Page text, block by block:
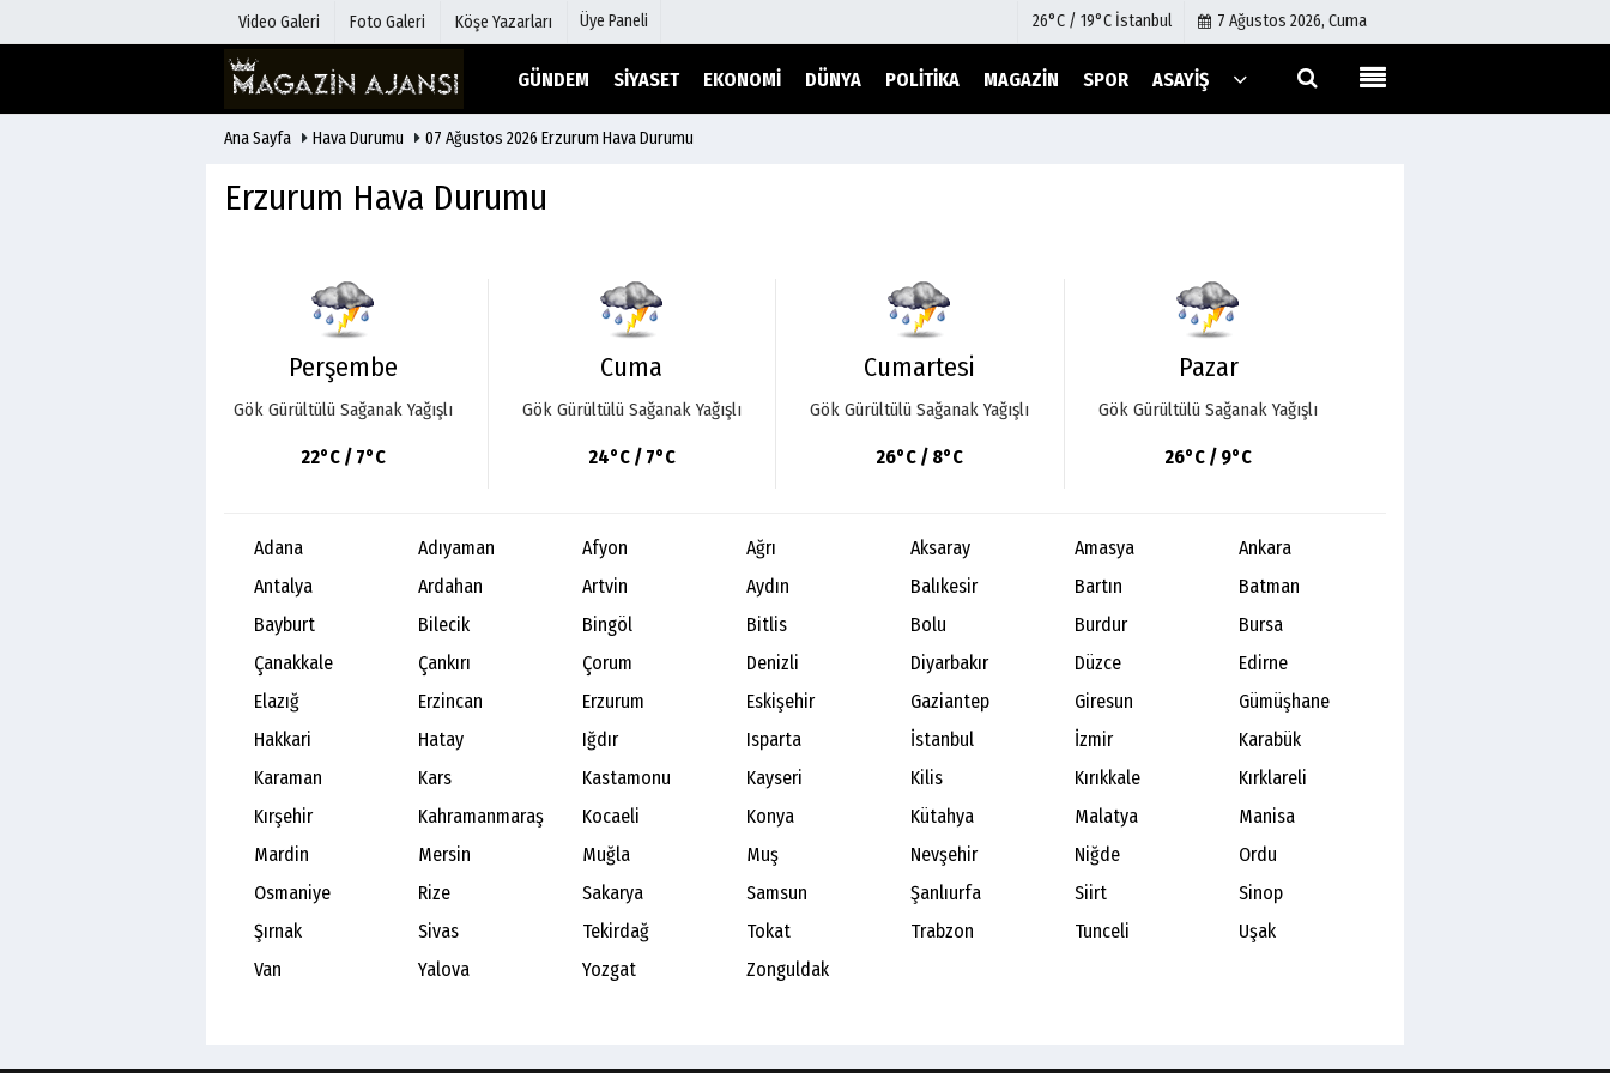
Video Galeri Foto Galeri Köşe Yazarları Üye Paneli 26°C / 19°C İstanbul 7 Ağustos 2026, Cuma
GÜNDEM SIYASET EKONOMI DÜNYA POLITIKA MAGAZIN SPOR ASAYIŞ
Hava Durumu
Anketler
Ana Sayfa Hava Durumu 07 Ağustos 2026 Erzurum Hava Durumu
Erzurum Hava Durumu
Perşembe
Gök Gürültülü Sağanak Yağışlı
22°C / 7°C
Cuma
Gök Gürültülü Sağanak Yağışlı
24°C / 7°C
Cumartesi
Gök Gürültülü Sağanak Yağışlı
26°C / 8°C
Pazar
Gök Gürültülü Sağanak Yağışlı
26°C / 9°C
Adana Adıyaman Afyon Ağrı Aksaray Amasya
Ankara
Antalya
Ardahan Artvin Aydın Balıkesir Bartın
Batman
Bayburt
Bilecik Bingöl Bitlis Bolu Burdur
Bursa
Çanakkale
Çankırı Çorum Denizli Diyarbakır Düzce
Edirne
Elazığ
Erzincan Erzurum Eskişehir Gaziantep Giresun
Gümüşhane
Hakkari
Hatay Iğdır Isparta İstanbul İzmir
Karabük
Karaman
Kars Kastamonu Kayseri Kilis Kırıkkale
Kırklareli
Kırşehir
Kahramanmaraş Kocaeli Konya Kütahya Malatya
Manisa
Mardin
Mersin Muğla Muş Nevşehir Niğde
Ordu
Osmaniye
Rize Sakarya Samsun Şanlıurfa Siirt
Sinop
Şırnak
Sivas Tekirdağ Tokat Trabzon Tunceli
Uşak
Van
Yalova Yozgat Zonguldak